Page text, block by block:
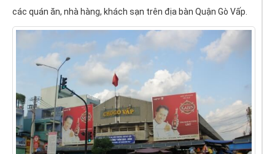
các quán ăn, nhà hàng, khách sạn trên địa bàn Quận Gò Vấp.